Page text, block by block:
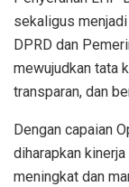
sekaligus
DPRD dan
mewujudkan tata
transparan, dan
Dengan capaian
diharapkan
meningkat dan